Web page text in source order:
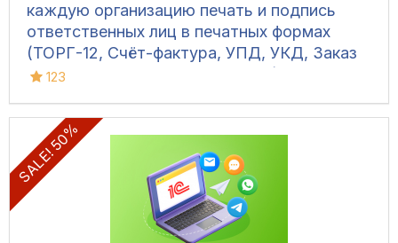
каждую организацию печать и подпись
ответственных лиц в печатных формах
(ТОРГ-12, Счёт-фактура, УПД, УКД, Заказ
клиента, Акт сверки, М-15 и др.)
123
SALE! 50%